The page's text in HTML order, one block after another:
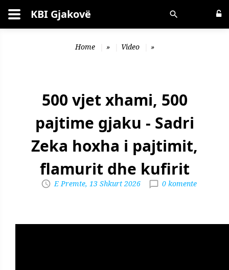
Kërko KBI Gjakovë
Home » Video »
500 vjet xhami, 500
pajtime gjaku - Sadri
Zeka hoxha i pajtimit,
flamurit dhe kufirit
E Premte, 13 Shkurt 2026 0 komente